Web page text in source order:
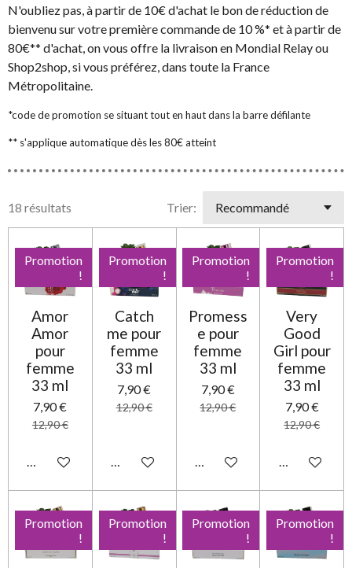
N'oubliez pas, à partir de 10€ d'achat le bon de réduction de
bienvenu sur votre première commande de 10 %* et à partir de
80€** d'achat, on vous offre la livraison en Mondial Relay ou
Shop2shop, si vous préférez, dans toute la France
Métropolitaine.
*code de promotion se situant tout en haut dans la barre défilante
** s'applique automatique dès les 80€ atteint
18 résultats Trier:
Promotion
!
Amor
Amor
pour
femme
33 ml
7,90 €
12,90 €
Ajouter au panier
Promotion
!
Catch
me pour
femme
33 ml
7,90 €
12,90 €
Ajouter au panier
Promotion
!
Promess
e pour
femme
33 ml
7,90 €
12,90 €
Ajouter au panier
Promotion
!
Very
Good
Girl pour
femme
33 ml
7,90 €
12,90 €
Ajouter au
Promotion
!
Promotion
!
Promotion
!
Promotion
!